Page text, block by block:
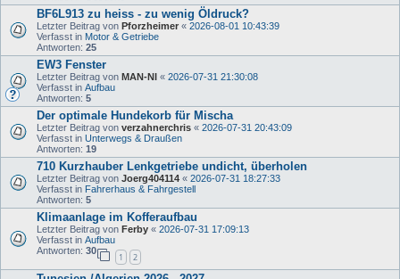
BF6L913 zu heiss - zu wenig Öldruck?
Letzter Beitrag von Pforzheimer « 2026-08-01 10:43:39
Verfasst in Motor & Getriebe
Antworten: 25
EW3 Fenster
Letzter Beitrag von MAN-NI « 2026-07-31 21:30:08
Verfasst in Aufbau
Antworten: 5
Der optimale Hundekorb für Mischa
Letzter Beitrag von verzahnerchris « 2026-07-31 20:43:09
Verfasst in Unterwegs & Draußen
Antworten: 19
710 Kurzhauber Lenkgetriebe undicht, überholen
Letzter Beitrag von Joerg404114 « 2026-07-31 18:27:33
Verfasst in Fahrerhaus & Fahrgestell
Antworten: 5
Klimaanlage im Kofferaufbau
Letzter Beitrag von Ferby « 2026-07-31 17:09:13
Verfasst in Aufbau
Antworten: 30
1 2